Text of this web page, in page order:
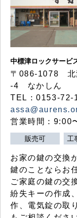
中標津ロックサービ
〒086-1078 北
-4 なかしん
TEL：0153-72-
営業時間：9:00
販売可 工
お家の鍵の交換
鍵のことならお
ご家庭の鍵の交
紛失キーの作成
作、電気錠の取